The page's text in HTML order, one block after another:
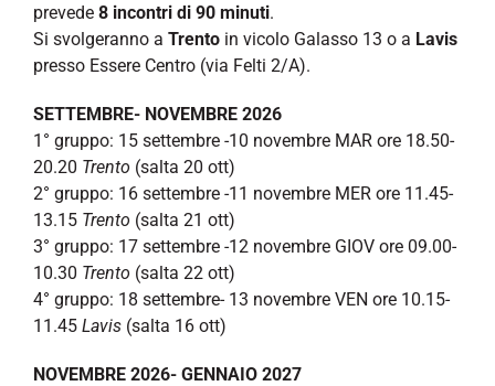
prevede 8 incontri di 90 minuti.
Si svolgeranno a Trento in vicolo Galasso 13 o a Lavis
presso Essere Centro (via Felti 2/A).
SETTEMBRE- NOVEMBRE 2026
1° gruppo: 15 settembre -10 novembre MAR ore 18.50-
20.20 Trento (salta 20 ott)
2° gruppo: 16 settembre -11 novembre MER ore 11.45-
13.15 Trento (salta 21 ott)
3° gruppo: 17 settembre -12 novembre GIOV ore 09.00-
10.30 Trento (salta 22 ott)
4° gruppo: 18 settembre- 13 novembre VEN ore 10.15-
11.45 Lavis (salta 16 ott)
NOVEMBRE 2026- GENNAIO 2027